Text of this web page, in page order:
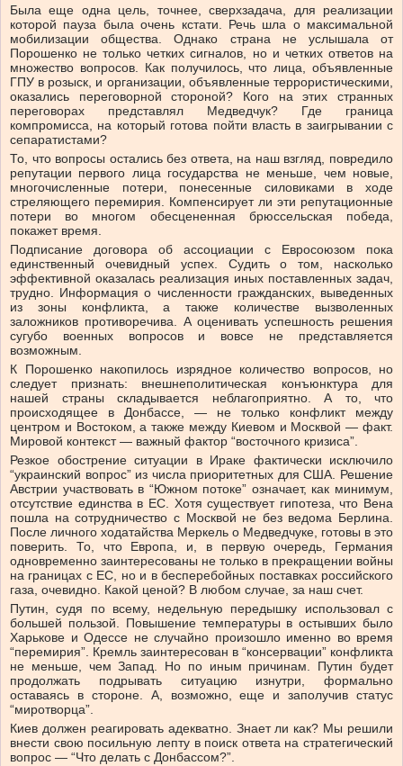
Была еще одна цель, точнее, сверхзадача, для реализации
которой пауза была очень кстати. Речь шла о максимальной
мобилизации общества. Однако страна не услышала от
Порошенко не только четких сигналов, но и четких ответов на
множество вопросов. Как получилось, что лица, объявленные
ГПУ в розыск, и организации, объявленные террористическими,
оказались переговорной стороной? Кого на этих странных
переговорах представлял Медведчук? Где граница
компромисса, на который готова пойти власть в заигрывании с
сепаратистами?
То, что вопросы остались без ответа, на наш взгляд, повредило
репутации первого лица государства не меньше, чем новые,
многочисленные потери, понесенные силовиками в ходе
стреляющего перемирия. Компенсирует ли эти репутационные
потери во многом обесцененная брюссельская победа,
покажет время.
Подписание договора об ассоциации с Евросоюзом пока
единственный очевидный успех. Судить о том, насколько
эффективной оказалась реализация иных поставленных задач,
трудно. Информация о численности гражданских, выведенных
из зоны конфликта, а также количестве вызволенных
заложников противоречива. А оценивать успешность решения
сугубо военных вопросов и вовсе не представляется
возможным.
К Порошенко накопилось изрядное количество вопросов, но
следует признать: внешнеполитическая конъюнктура для
нашей страны складывается неблагоприятно. А то, что
происходящее в Донбассе, — не только конфликт между
центром и Востоком, а также между Киевом и Москвой — факт.
Мировой контекст — важный фактор “восточного кризиса”.
Резкое обострение ситуации в Ираке фактически исключило
“украинский вопрос” из числа приоритетных для США. Решение
Австрии участвовать в “Южном потоке” означает, как минимум,
отсутствие единства в ЕС. Хотя существует гипотеза, что Вена
пошла на сотрудничество с Москвой не без ведома Берлина.
После личного ходатайства Меркель о Медведчуке, готовы в это
поверить. То, что Европа, и, в первую очередь, Германия
одновременно заинтересованы не только в прекращении войны
на границах с ЕС, но и в бесперебойных поставках российского
газа, очевидно. Какой ценой? В любом случае, за наш счет.
Путин, судя по всему, недельную передышку использовал с
большей пользой. Повышение температуры в остывших было
Харькове и Одессе не случайно произошло именно во время
“перемирия”. Кремль заинтересован в “консервации” конфликта
не меньше, чем Запад. Но по иным причинам. Путин будет
продолжать подрывать ситуацию изнутри, формально
оставаясь в стороне. А, возможно, еще и заполучив статус
“миротворца”.
Киев должен реагировать адекватно. Знает ли как? Мы решили
внести свою посильную лепту в поиск ответа на стратегический
вопрос — “Что делать с Донбассом?”.